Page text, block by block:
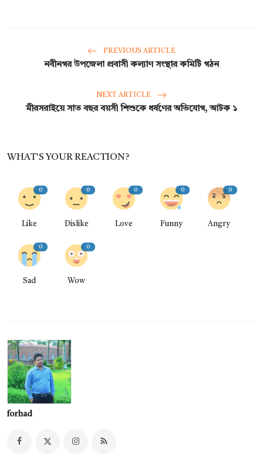
PREVIOUS ARTICLE
নবীনগর উপজেলা প্রবাসী কল্যাণ সংস্থার কমিটি গঠন
NEXT ARTICLE
মীরসরাইয়ে সাত বছর বয়সী শিশুকে ধর্ষণের অভিযোগ, আটক ১
WHAT'S YOUR REACTION?
0
Like
0
Dislike
0
Love
0
Funny
0
Angry
0
Sad
0
Wow
forhad